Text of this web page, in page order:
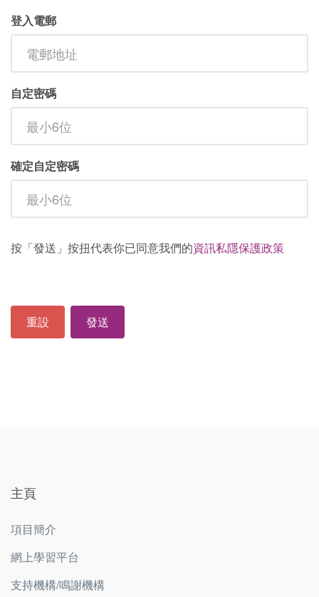
登入電郵
自定密碼
確定自定密碼
按「發送」按扭代表你已同意我們的資訊私隱保護政策
主頁
項目簡介
網上學習平台
支持機構/鳴謝機構